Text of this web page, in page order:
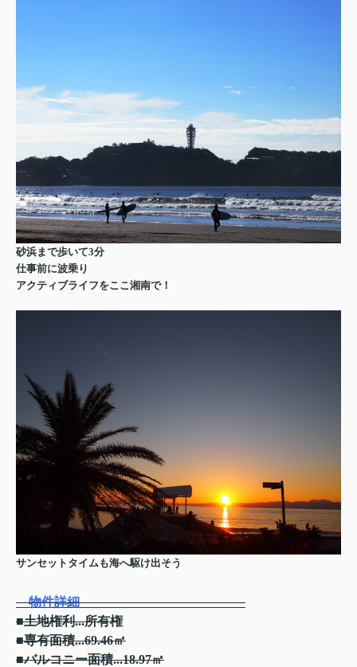
砂浜まで歩いて3分
仕事前に波乗り
アクティブライフをここ湘南で！
サンセットタイムも海へ駆け出そう
物件詳細
■土地権利...所有権
■専有面積...69.46㎡
■バルコニー面積...18.97㎡